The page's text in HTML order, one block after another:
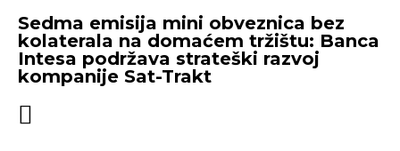
Sedma emisija mini obveznica bez
kolaterala na domaćem tržištu: Banca
Intesa podržava strateški razvoj
kompanije Sat-Trakt